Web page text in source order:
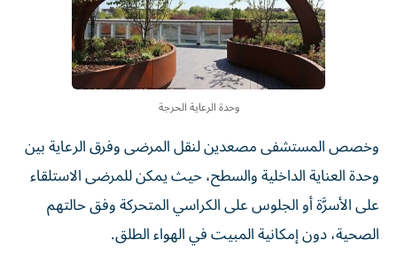
وحدة الرعاية الحرجة
وخصص المستشفى مصعدين لنقل المرضى وفرق الرعاية بين
وحدة العناية الداخلية والسطح، حيث يمكن للمرضى الاستلقاء
على الأسرَّة أو الجلوس على الكراسي المتحركة وفق حالتهم
الصحية، دون إمكانية المبيت في الهواء الطلق.